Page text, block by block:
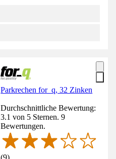
Parkrechen for_q, 32 Zinken
Durchschnittliche Bewertung:
3.1 von 5 Sternen. 9
Bewertungen.